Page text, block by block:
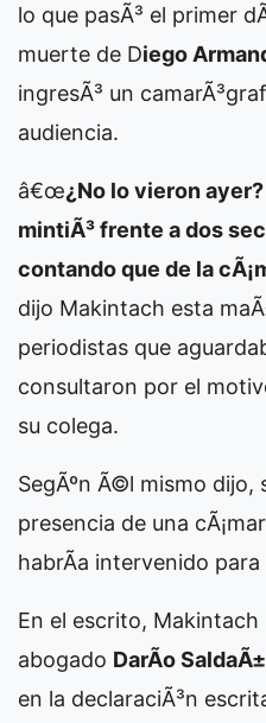
lo que pasÃ³ el primer
muerte de Diego
ingresÃ³ un
audiencia.
â€œ¿No lo vieron
mintiÃ³ frente a dos
contando que de la
dijo Makintach esta
periodistas que
consultaron por el
su colega.
SegÃºn Ã©l mismo dijo,
presencia de una
habrÃ­a intervenido para
En el escrito,
abogado DarÃ­o
en la declaraciÃ³n